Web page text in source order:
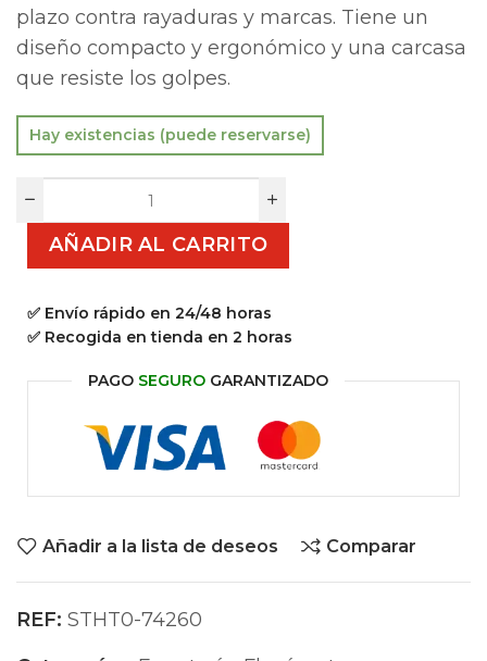
plazo contra rayaduras y marcas. Tiene un
diseño compacto y ergonómico y una carcasa
que resiste los golpes.
Hay existencias (puede reservarse)
AÑADIR AL CARRITO
✅ Envío rápido en 24/48 horas
✅ Recogida en tienda en 2 horas
PAGO SEGURO GARANTIZADO
Añadir a la lista de deseos Comparar
REF: STHT0-74260